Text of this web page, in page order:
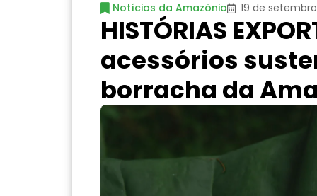
Notícias da Amazônia 19 de
HISTÓRIAS
acessórios
borracha da